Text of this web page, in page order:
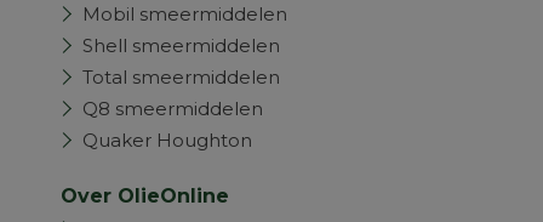
Mobil smeermiddelen
Shell smeermiddelen
Total smeermiddelen
Q8 smeermiddelen
Quaker Houghton
Over OlieOnline